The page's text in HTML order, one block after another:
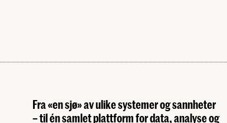
Fra «en sjø» av ulike systemer og sannheter
– til én samlet plattform for data, analyse og